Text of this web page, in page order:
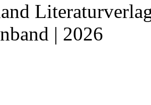
| 2026